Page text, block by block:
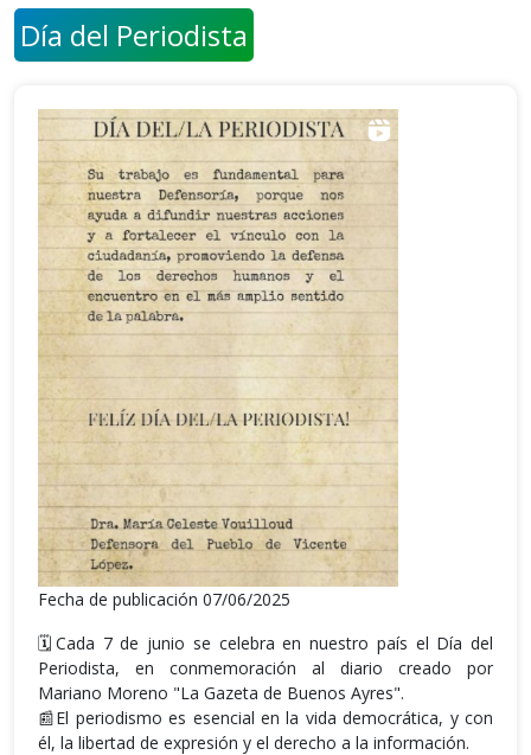
Día del Periodista
Fecha de publicación 07/06/2025
🗓️Cada 7 de junio se celebra en nuestro país el Día del
Periodista, en conmemoración al diario creado por
Mariano Moreno "La Gazeta de Buenos Ayres".
📰El periodismo es esencial en la vida democrática, y con
él, la libertad de expresión y el derecho a la información.